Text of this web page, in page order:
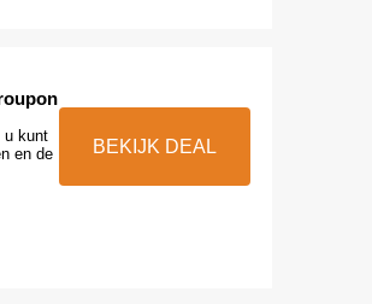
u kunt
en de
BEKIJK DEAL